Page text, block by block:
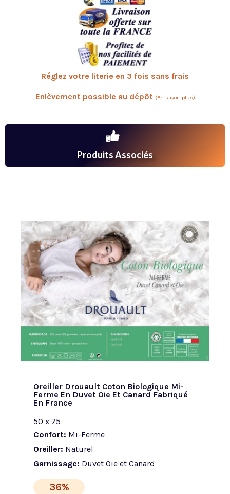
Réglez votre literie en 3 fois sans frais
Enlèvement possible au dépôt (En savoir plus)
Produits Associés
Oreiller Drouault Coton Biologique Mi-
Ferme En Duvet Oie Et Canard Fabriqué
En France
50 x 75
Confort: Mi-Ferme
Oreiller: Naturel
Garnissage: Duvet Oie et Canard
36%